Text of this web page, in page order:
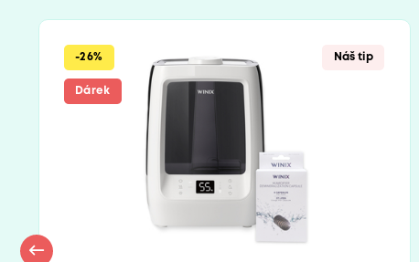
Dárek
-26% Náš tip